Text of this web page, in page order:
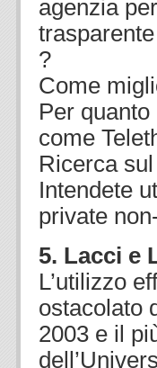
agenzia
?
Come
Per
come
Ricerca
Intendete
private
5. Lacci e
L’utilizzo
ostacolato
2003 e il